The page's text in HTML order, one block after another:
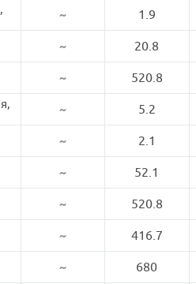
~ 1.9
~ 20.8
~ 520.8
~ 5.2
~ 2.1
~ 52.1
~ 520.8
~ 416.7
~ 680